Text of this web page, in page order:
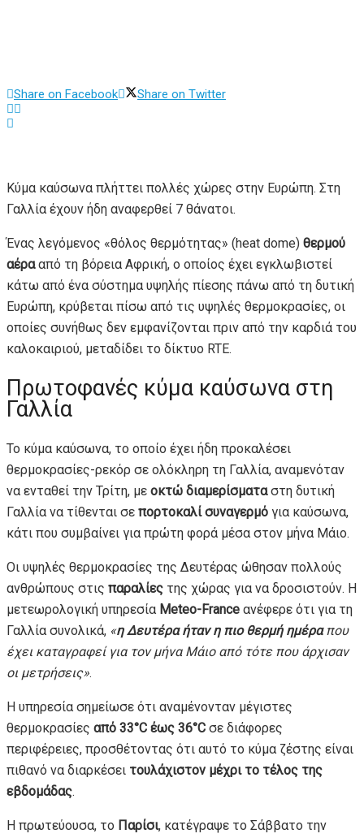
Share on Facebook Share on Twitter
Κύμα καύσωνα πλήττει πολλές χώρες στην Ευρώπη. Στη
Γαλλία έχουν ήδη αναφερθεί 7 θάνατοι.
Ένας λεγόμενος «θόλος θερμότητας» (heat dome) θερμού
αέρααπό τη βόρεια Αφρική, ο οποίος έχει εγκλωβιστεί
κάτω από ένα σύστημα υψηλής πίεσης πάνω από τη δυτική
Ευρώπη, κρύβεται πίσω από τις υψηλές θερμοκρασίες, οι
οποίες συνήθως δεν εμφανίζονται πριν από την καρδιά του
καλοκαιριού, μεταδίδει το δίκτυο RTE.
Πρωτοφανές κύμα καύσωνα στη
Γαλλία
Το κύμα καύσωνα, το οποίο έχει ήδη προκαλέσει
θερμοκρασίες-ρεκόρ σε ολόκληρη τη Γαλλία, αναμενόταν
να ενταθεί την Τρίτη, με οκτώ διαμερίσματαστη δυτική
Γαλλία να τίθενται σε πορτοκαλί συναγερμό για καύσωνα,
κάτι που συμβαίνει για πρώτη φορά μέσα στον μήνα Μάιο.
Οι υψηλές θερμοκρασίες της Δευτέρας ώθησαν πολλούς
ανθρώπους στις παραλίες της χώρας για να δροσιστούν. Η
μετεωρολογική υπηρεσία Meteo-France ανέφερε ότι για τη
Γαλλία συνολικά, «η Δευτέρα ήταν η πιο θερμή ημέραπου
έχει καταγραφεί για τον μήνα Μάιο από τότε που άρχισαν
οι μετρήσεις».
Η υπηρεσία σημείωσε ότι αναμένονταν μέγιστες
θερμοκρασίες από 33°C έως 36°C σε διάφορες
περιφέρειες, προσθέτοντας ότι αυτό το κύμα ζέστης είναι
πιθανό να διαρκέσει τουλάχιστον μέχρι το τέλος της
εβδομάδας.
Η πρωτεύουσα, το Παρίσι, κατέγραψε το Σάββατο την